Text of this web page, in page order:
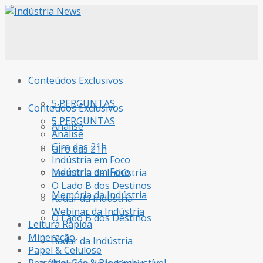
Conteúdos Exclusivos
5 PERGUNTAS
Análise
Giro das 21h
Indústria em Foco
Memória da Indústria
O Lado B dos Destinos
Radar da Indústria
Conteúdos Exclusivos
5 PERGUNTAS
Análise
Giro das 21h
Indústria em Foco
Memória da Indústria
O Lado B dos Destinos
Radar da Indústria
Webinar da Indústria
Leitura Rápida
Mineração
Papel & Celulose